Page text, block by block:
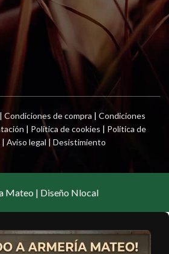
|Condiciones de compra |Condiciones
| Política de cookies | Política de
|Aviso legal |Desistimiento
Mateo | Diseño Nlocal